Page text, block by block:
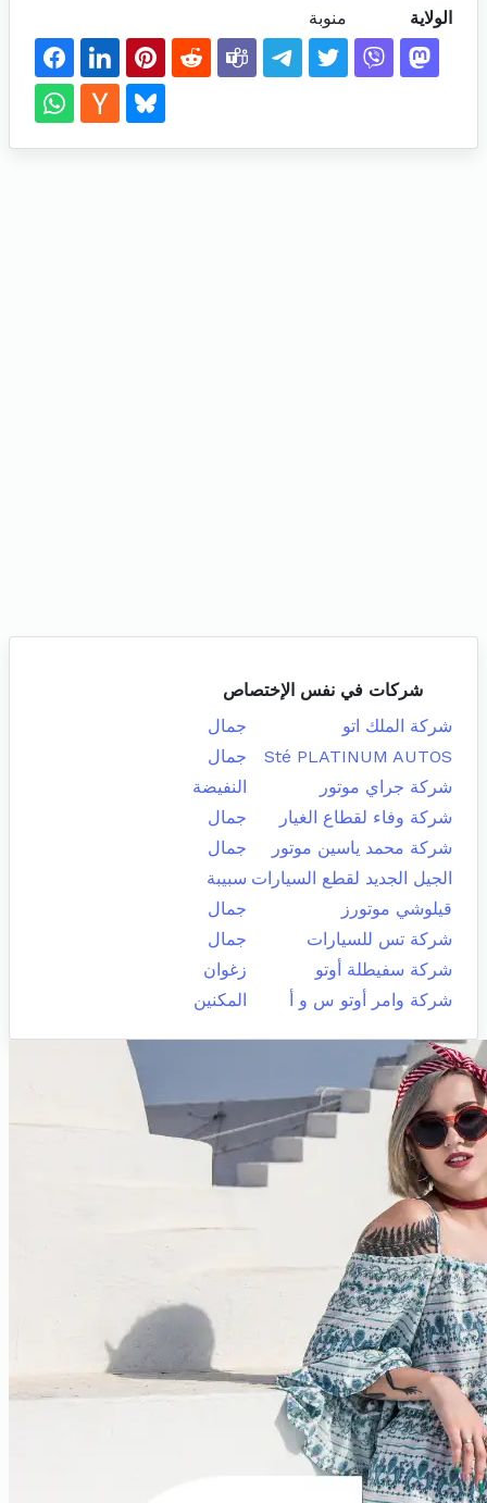
الولاية منوبة
شركات في نفس الإختصاص
شركة الملك اتو
جمال
Sté PLATINUM AUTOS
جمال
شركة جراي موتور
النفيضة
شركة وفاء لقطاع الغيار
جمال
شركة محمد ياسين موتور
جمال
الجيل الجديد لقطع السيارات سبيبة
قيلوشي موتورز
جمال
شركة تس للسيارات
جمال
شركة سفيطلة أوتو
زغوان
شركة وامر أوتو س و أ
المكنين